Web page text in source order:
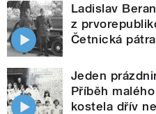
Ladislav
z
Četnická
Jeden
Příběh
kostela dřív